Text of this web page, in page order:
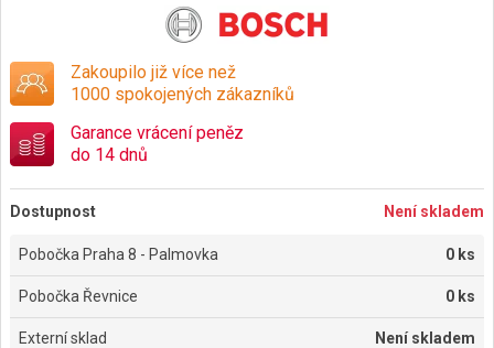
Zakoupilo již více než
1000 spokojených zákazníků
Garance vrácení peněz
do 14 dnů
Dostupnost Není skladem
Pobočka Praha 8 - Palmovka 0 ks
Pobočka Řevnice 0 ks
Externí sklad Není skladem